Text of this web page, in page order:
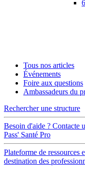
Tous nos articles
Événements
Foire aux questions
Ambassadeurs du
Rechercher une structure
Besoin d'aide ? Contacte
Pass' Santé Pro
Plateforme de ressources
destination des